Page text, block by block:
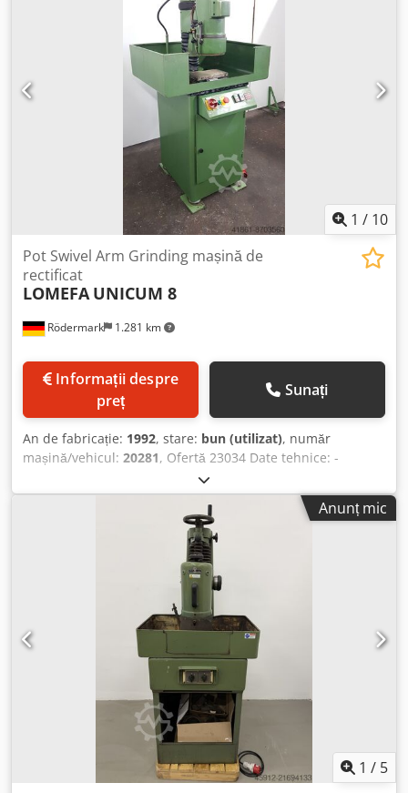
1 / 10
Rödermark 1.281 km
Pot Swivel Arm Grinding mașină de
rectificat
LOMEFA UNICUM 8
preț
Sunați
An de fabricație: 1992, stare: bun (utilizat), număr
mașină/vehicul: 20281, Ofertă 23034 Date tehnice: -
Lungime maximă de rectificare aprox. 350 mm - Lățime
maximă de rectificare 150 mm - Înălțime maximă de
montare cu / fără magnet 150 / 210 mm - Cursă piatră de
rectificat aprox. 200 mm - Suprafață de prindere 300 x 160
mm - Placă magnetică de prindere 250 x 150 mm -
Dimensiuni piatră de rectificat aprox. 200 x 80 x 78 mm -
Turație piatră de rectificat 2800 rpm - Unghi de pivotare al
brațului de rectificat aprox. 180° Dedpfx Asklxwkjb Rsck -
Blocare manuală a brațului pivotant cu manetă de
strângere - Instalație pentru rectificare cu lichid de răcire -
Acționare 400 V / 1,85 kW - Spațiu necesar aprox. L 850 x H
1650 x A 800 mm - Greutate aprox. 350 kg
Anunț mic
1 / 5